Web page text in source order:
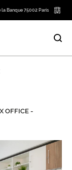
la Banque 75002 Paris
OFFICE -